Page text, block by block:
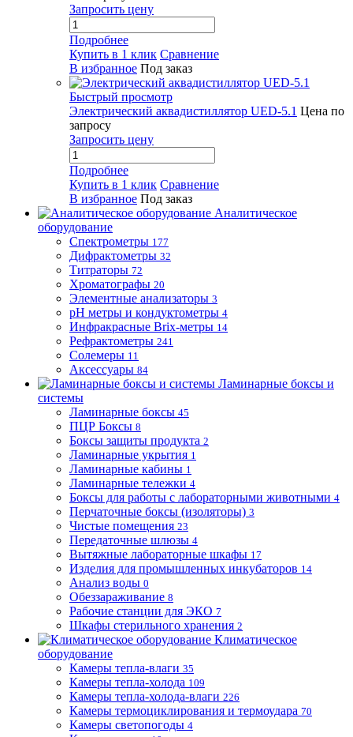
Запросить цену
Подробнее
Купить в 1 клик Сравнение
В избранное Под заказ
Быстрый просмотр
Электрический аквадистиллятор UED-5.1 Цена по
запросу
Запросить цену
Подробнее
Купить в 1 клик Сравнение
В избранное Под заказ
Аналитическое
оборудование
Спектрометры 177
Дифрактометры 32
Титраторы 72
Хроматографы 20
Элементные анализаторы 3
pH метры и кондуктометры 4
Инфракрасные Brix-метры 14
Рефрактометры 241
Солемеры 11
Аксессуары 84
Ламинарные боксы и
системы
Ламинарные боксы 45
ПЦР Боксы 8
Боксы защиты продукта 2
Ламинарные укрытия 1
Ламинарные кабины 1
Ламинарные тележки 4
Боксы для работы с лабораторными животными 4
Перчаточные боксы (изоляторы) 3
Чистые помещения 23
Передаточные шлюзы 4
Вытяжные лабораторные шкафы 17
Изделия для промышленных инкубаторов 14
Анализ воды 0
Обеззараживание 8
Рабочие станции для ЭКО 7
Шкафы стерильного хранения 2
Климатическое
оборудование
Камеры тепла-влаги 35
Камеры тепла-холода 109
Камеры тепла-холода-влаги 226
Камеры термоциклирования и термоудара 70
Камеры светопогоды 4